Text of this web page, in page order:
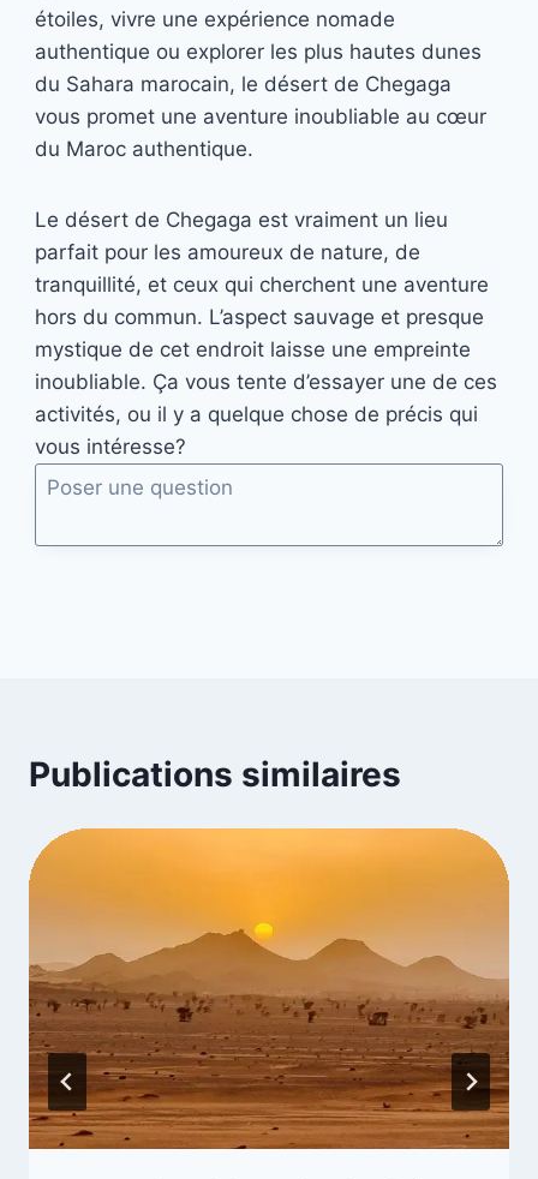
étoiles, vivre une expérience nomade
authentique ou explorer les plus hautes dunes
du Sahara marocain, le désert de Chegaga
vous promet une aventure inoubliable au cœur
du Maroc authentique.
Le désert de Chegaga est vraiment un lieu
parfait pour les amoureux de nature, de
tranquillité, et ceux qui cherchent une aventure
hors du commun. L’aspect sauvage et presque
mystique de cet endroit laisse une empreinte
inoubliable. Ça vous tente d’essayer une de ces
activités, ou il y a quelque chose de précis qui
vous intéresse?
Publications similaires